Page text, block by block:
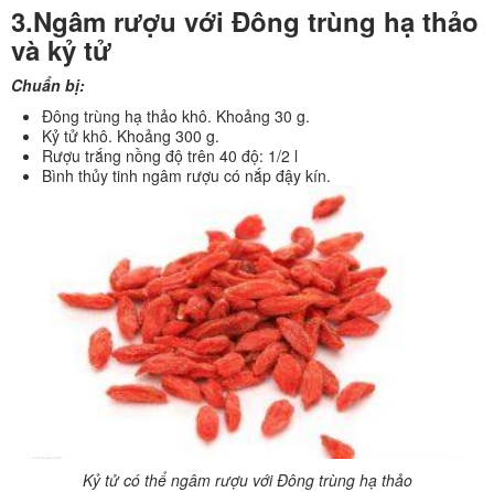
3.Ngâm rượu với Đông trùng hạ thảo
và kỷ tử
Chuẩn bị:
Đông trùng hạ thảo khô. Khoảng 30 g.
Kỷ tử khô. Khoảng 300 g.
Rượu trắng nồng độ trên 40 độ: 1/2 l
Bình thủy tinh ngâm rượu có nắp đậy kín.
Kỷ tử có thể ngâm rượu với Đông trùng hạ thảo